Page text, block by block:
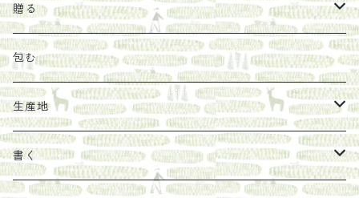
オリーブオイル
その他
マスコバド糖
しょうがパウダー
ヘチマたわし
陶器
馬目隆宏
絵
タンブラー
贈り物に勧めたい絵本
紀伊半島ブックマルシェ関連本
らくだ舎出帆室の参考本など
新刊では販売しづらくなった本を巡らせて
らくだ舎出帆室
リトルプレス
mario books
タイドラー
Sakumag
海外出版社
古本
贈る
包装
ギフトセット
カレンダー
包む
生産地
色川
書く